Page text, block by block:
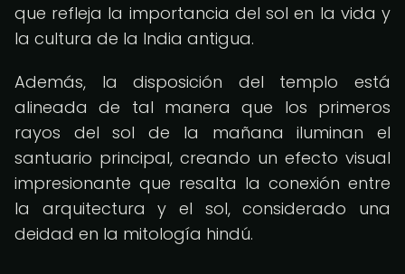
que refleja la importancia del sol en la vida y
la cultura de la India antigua.
Además, la disposición del templo está
alineada de tal manera que los primeros
rayos del sol de la mañana iluminan el
santuario principal, creando un efecto visual
impresionante que resalta la conexión entre
la arquitectura y el sol, considerado una
deidad en la mitología hindú.